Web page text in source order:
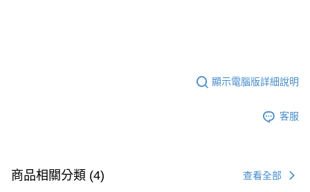
顯示電腦版詳細說明
客服
商品相關分類 (4) 查看全部